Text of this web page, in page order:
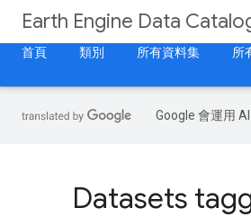
Earth Engine Data
首頁
類別 所有資料集 所
Google 會運用
Datasets